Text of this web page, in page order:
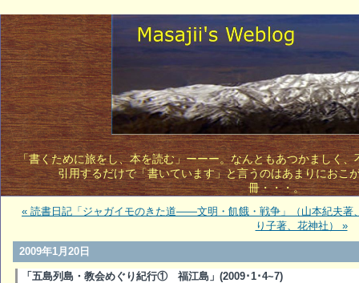
「書くために旅をし、本を読む」ーーー。なんともあつかましく
引用するだけで「書いています」と言うのはあまりにおこ
冊・・・。
« 読書日記「ジャガイモのきた道――文明・飢餓・戦争」（山本紀夫著
り子著、花神社） »
2009年1月20日
「五島列島・教会めぐり紀行① 福江島」(2009･1･4~7)